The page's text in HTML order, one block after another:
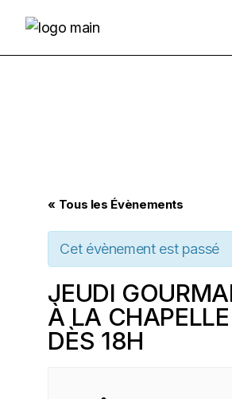
« Tous les Évènements
Cet évènement est passé
JEUDI
À LA
DÈS 18H